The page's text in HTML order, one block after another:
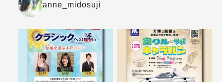
anne_midosuji